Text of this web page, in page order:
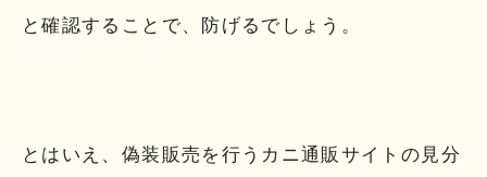
と確認することで、防げるでしょう。
とはいえ、偽装販売を行うカニ通販サイトの見分